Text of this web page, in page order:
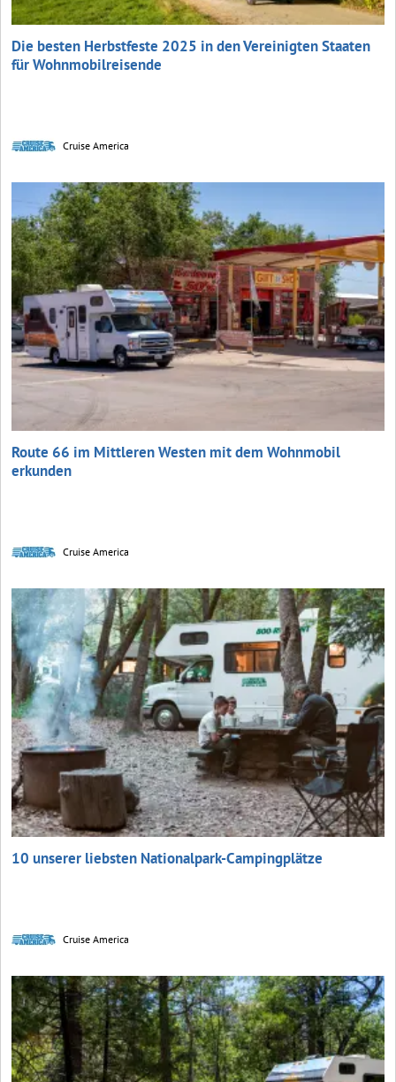
Die besten Herbstfeste 2025 in den Vereinigten Staaten
für Wohnmobilreisende
Cruise America
Route 66 im Mittleren Westen mit dem Wohnmobil
erkunden
Cruise America
10 unserer liebsten Nationalpark-Campingplätze
Cruise America